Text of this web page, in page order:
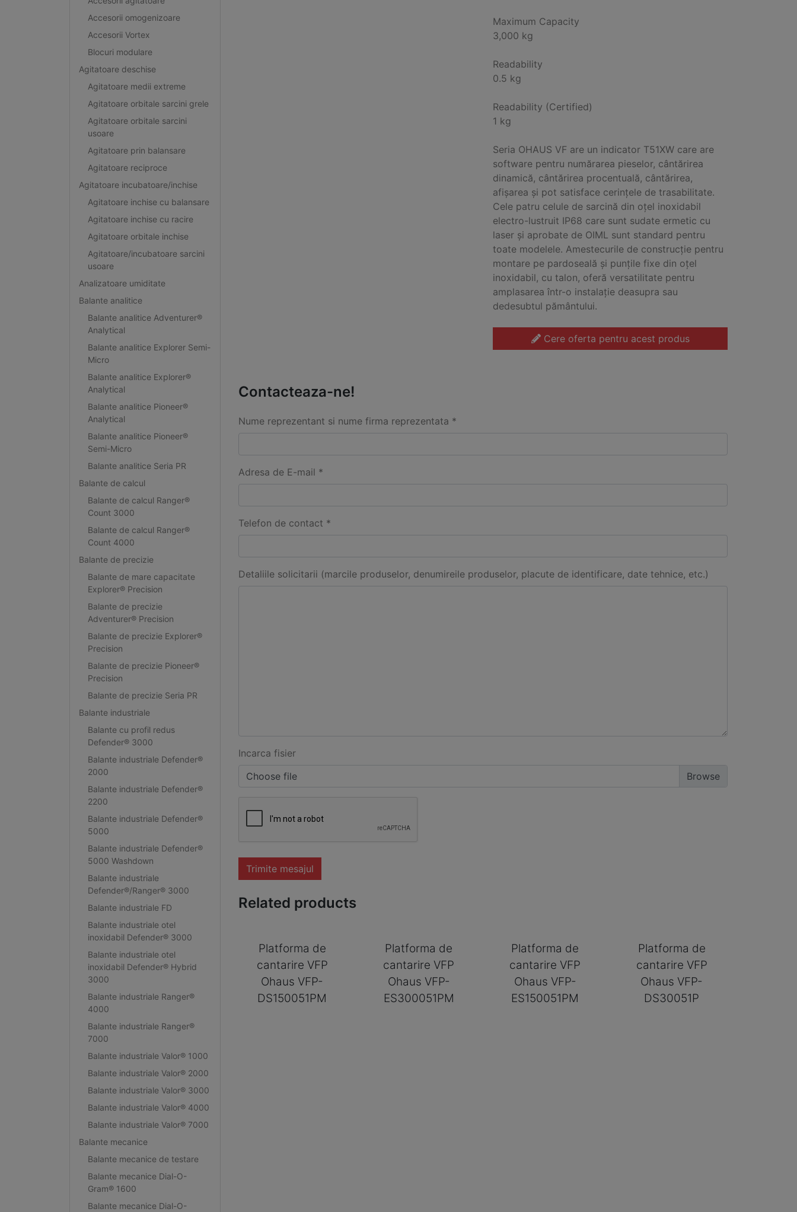
Accesorii omogenizoare
Accesorii Vortex
Blocuri modulare
Agitatoare deschise
Agitatoare medii extreme
Agitatoare orbitale sarcini grele
Agitatoare orbitale sarcini
usoare
Agitatoare prin balansare
Agitatoare reciproce
Agitatoare incubatoare/inchise
Agitatoare inchise cu balansare
Agitatoare inchise cu racire
Agitatoare orbitale inchise
Agitatoare/incubatoare sarcini
usoare
Analizatoare umiditate
Balante analitice
Balante analitice Adventurer®
Analytical
Balante analitice Explorer Semi-
Micro
Balante analitice Explorer®
Analytical
Balante analitice Pioneer®
Analytical
Balante analitice Pioneer®
Semi-Micro
Balante analitice Seria PR
Balante de calcul
Balante de calcul Ranger®
Count 3000
Balante de calcul Ranger®
Count 4000
Balante de precizie
Balante de mare capacitate
Explorer® Precision
Balante de precizie
Adventurer® Precision
Balante de precizie Explorer®
Precision
Balante de precizie Pioneer®
Precision
Balante de precizie Seria PR
Balante industriale
Balante cu profil redus
Defender® 3000
Balante industriale Defender®
2000
Balante industriale Defender®
2200
Balante industriale Defender®
5000
Balante industriale Defender®
5000 Washdown
Balante industriale
Defender®/Ranger® 3000
Balante industriale FD
Balante industriale otel
inoxidabil Defender® 3000
Balante industriale otel
inoxidabil Defender® Hybrid
3000
Balante industriale Ranger®
4000
Balante industriale Ranger®
7000
Balante industriale Valor® 1000
Balante industriale Valor® 2000
Balante industriale Valor® 3000
Balante industriale Valor® 4000
Balante industriale Valor® 7000
Balante mecanice
Balante mecanice de testare
Balante mecanice Dial-O-
Gram® 1600
Balante mecanice Dial-O-
Maximum Capacity
3,000 kg
Readability
0.5 kg
Readability (Certified)
1 kg
Seria OHAUS VF are un indicator T51XW care are
software pentru numărarea pieselor, cântărirea
dinamică, cântărirea procentuală, cântărirea,
afișarea și pot satisface cerințele de trasabilitate.
Cele patru celule de sarcină din oțel inoxidabil
electro-lustruit IP68 care sunt sudate ermetic cu
laser și aprobate de OIML sunt standard pentru
toate modelele. Amestecurile de construcție pentru
montare pe pardoseală și punțile fixe din oțel
inoxidabil, cu talon, oferă versatilitate pentru
amplasarea într-o instalație deasupra sau
dedesubtul pământului.
Cere oferta pentru acest produs
Contacteaza-ne!
Nume reprezentant si nume firma reprezentata *
Adresa de E-mail *
Telefon de contact *
Detaliile solicitarii (marcile produselor, denumireile produselor, placute de identificare, date tehnice, etc.)
Incarca fisier
Choose file
Trimite mesajul
Related products
Platforma de
cantarire VFP
Ohaus VFP-
DS150051PM
Platforma de
cantarire VFP
Ohaus VFP-
ES300051PM
Platforma de
cantarire VFP
Ohaus VFP-
ES150051PM
Platforma de
cantarire VFP
Ohaus VFP-
DS30051P